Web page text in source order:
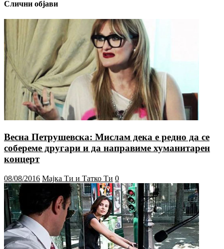
Слични објави
Весна Петрушевска: Мислам дека е редно да се
собереме другари и да направиме хуманитарен
концерт
08/08/2016 Мајка Ти и Татко Ти 0